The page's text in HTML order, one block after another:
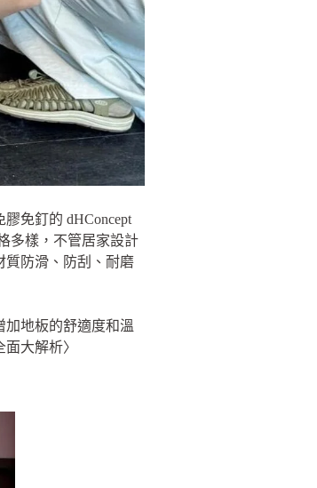
免釘的 dHConcept
多樣，不管居家設計
質防滑、防刮、耐磨
加地板的舒適度和溫
大解析〉